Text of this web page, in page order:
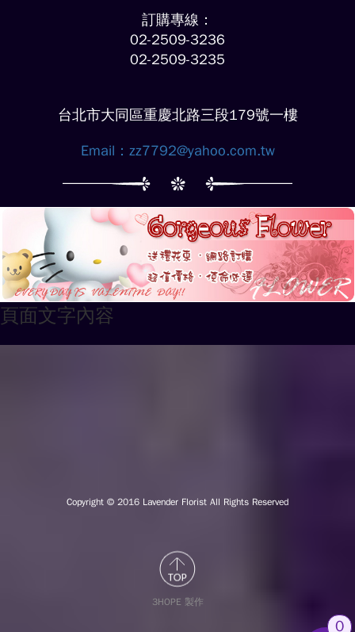
訂購專線：
02-2509-3236
02-2509-3235
台北市大同區重慶北路三段179號一樓
Email： zz7792@yahoo.com.tw
頁面文字內容
Copyright © 2016 Lavender Florist All Rights Reserved
3HOPE 製作
0